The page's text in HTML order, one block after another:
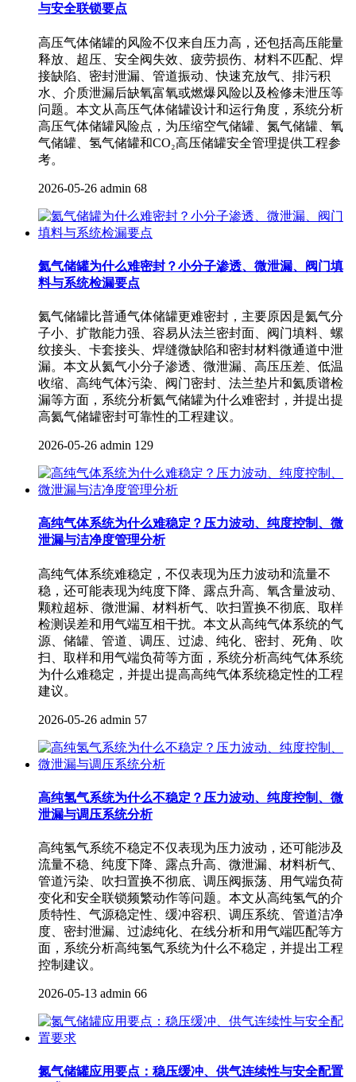
与安全联锁要点
高压气体储罐的风险不仅来自压力高，还包括高压能量
释放、超压、安全阀失效、疲劳损伤、材料不匹配、焊
接缺陷、密封泄漏、管道振动、快速充放气、排污积
水、介质泄漏后缺氧富氧或燃爆风险以及检修未泄压等
问题。本文从高压气体储罐设计和运行角度，系统分析
高压气体储罐风险点，为压缩空气储罐、氮气储罐、氧
气储罐、氢气储罐和CO₂高压储罐安全管理提供工程参
考。
2026-05-26 admin 68
氦气储罐为什么难密封？小分子渗透、微泄漏、阀门填
料与系统检漏要点
氦气储罐比普通气体储罐更难密封，主要原因是氦气分
子小、扩散能力强、容易从法兰密封面、阀门填料、螺
纹接头、卡套接头、焊缝微缺陷和密封材料微通道中泄
漏。本文从氦气小分子渗透、微泄漏、高压压差、低温
收缩、高纯气体污染、阀门密封、法兰垫片和氦质谱检
漏等方面，系统分析氦气储罐为什么难密封，并提出提
高氦气储罐密封可靠性的工程建议。
2026-05-26 admin 129
高纯气体系统为什么难稳定？压力波动、纯度控制、微
泄漏与洁净度管理分析
高纯气体系统难稳定，不仅表现为压力波动和流量不
稳，还可能表现为纯度下降、露点升高、氧含量波动、
颗粒超标、微泄漏、材料析气、吹扫置换不彻底、取样
检测误差和用气端互相干扰。本文从高纯气体系统的气
源、储罐、管道、调压、过滤、纯化、密封、死角、吹
扫、取样和用气端负荷等方面，系统分析高纯气体系统
为什么难稳定，并提出提高高纯气体系统稳定性的工程
建议。
2026-05-26 admin 57
高纯氢气系统为什么不稳定？压力波动、纯度控制、微
泄漏与调压系统分析
高纯氢气系统不稳定不仅表现为压力波动，还可能涉及
流量不稳、纯度下降、露点升高、微泄漏、材料析气、
管道污染、吹扫置换不彻底、调压阀振荡、用气端负荷
变化和安全联锁频繁动作等问题。本文从高纯氢气的介
质特性、气源稳定性、缓冲容积、调压系统、管道洁净
度、密封泄漏、过滤纯化、在线分析和用气端匹配等方
面，系统分析高纯氢气系统为什么不稳定，并提出工程
控制建议。
2026-05-13 admin 66
氮气储罐应用要点：稳压缓冲、供气连续性与安全配置